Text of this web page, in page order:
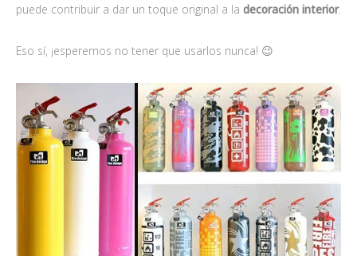
puede contribuir a dar un toque original a la decoración interior.
Eso sí, ¡esperemos no tener que usarlos nunca! 😉